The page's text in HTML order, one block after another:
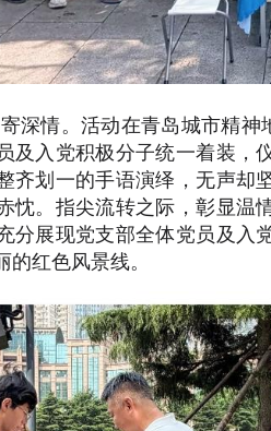
深情。活动在青岛城市精
及入党积极分子统一着装，
齐划一的手语演绎，无声却
忱。指尖流转之际，彰显温
分展现党支部全体党员及入
红色风景线。